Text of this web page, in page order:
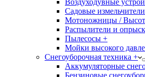
Воздуходувные
Садовые
Мотоножницы /
Распылители и
Пылесосы +
Мойки высокого
Снегоуборочная техника +
Аккумуляторные
Бензиновые